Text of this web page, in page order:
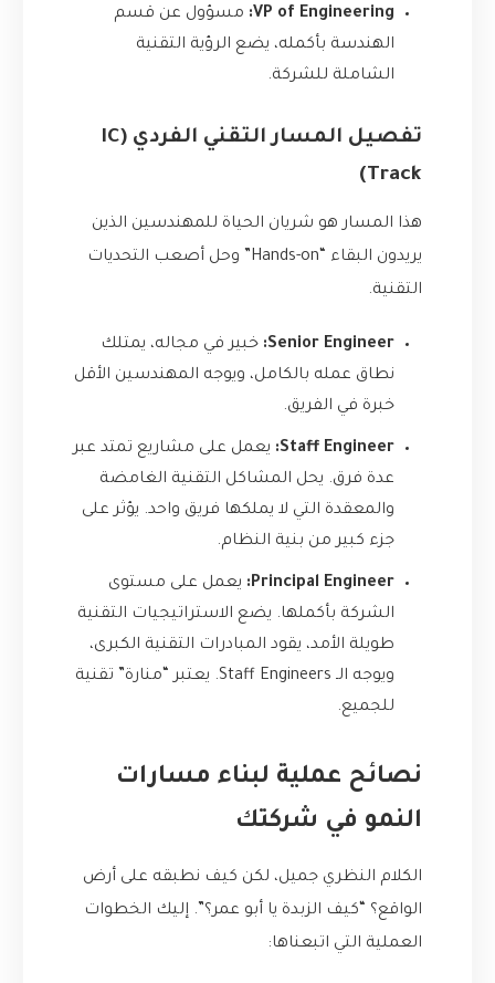
VP of Engineering:
مسؤول عن قسم
الهندسة بأكمله، يضع الرؤية التقنية
الشاملة للشركة.
تفصيل المسار التقني الفردي (IC
Track)
هذا المسار هو شريان الحياة للمهندسين الذين
يريدون البقاء “Hands-on” وحل أصعب التحديات
التقنية.
Senior Engineer: خبير في مجاله، يمتلك
نطاق عمله بالكامل، ويوجه المهندسين الأقل
خبرة في الفريق.
Staff Engineer:
يعمل على مشاريع تمتد عبر
عدة فرق. يحل المشاكل التقنية الغامضة
والمعقدة التي لا يملكها فريق واحد. يؤثر على
جزء كبير من بنية النظام.
Principal Engineer:
يعمل على مستوى
الشركة بأكملها. يضع الاستراتيجيات التقنية
طويلة الأمد، يقود المبادرات التقنية الكبرى،
ويوجه الـ Staff Engineers. يعتبر “منارة” تقنية
للجميع.
نصائح عملية لبناء مسارات
النمو في شركتك
الكلام النظري جميل، لكن كيف نطبقه على أرض
الواقع؟ “كيف الزبدة يا أبو عمر؟”. إليك الخطوات
العملية التي اتبعناها: